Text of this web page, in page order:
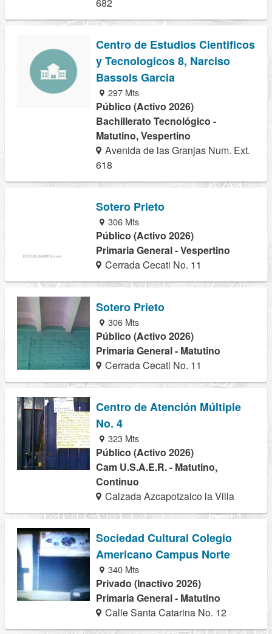
Centro de Estudios Cientificos
y Tecnologicos 8, Narciso
Bassols Garcia
297 Mts
Público (Activo 2026)
Bachillerato Tecnológico -
Matutino, Vespertino
Avenida de las Granjas Num. Ext.
618
Sotero Prieto
306 Mts
Público (Activo 2026)
Primaria General - Vespertino
Cerrada Cecati No. 11
Sotero Prieto
306 Mts
Público (Activo 2026)
Primaria General - Matutino
Cerrada Cecati No. 11
Centro de Atención Múltiple
No. 4
323 Mts
Público (Activo 2026)
Cam U.S.A.E.R. - Matutino,
Continuo
Calzada Azcapotzalco la Villa
Sociedad Cultural Colegio
Americano Campus Norte
340 Mts
Privado (Inactivo 2026)
Primaria General - Matutino
Calle Santa Catarina No. 12